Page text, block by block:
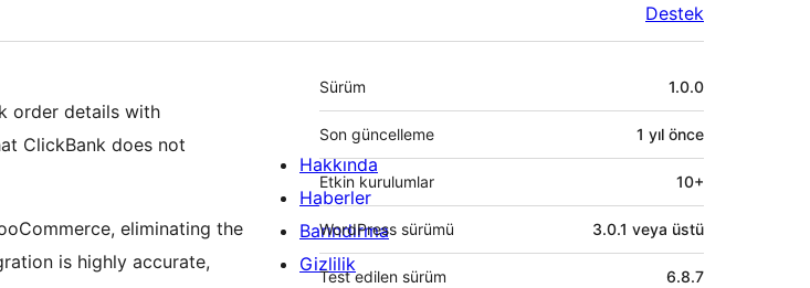
Destek
order details with
ClickBank does not
eliminating the
is highly accurate,
Meta
Sürüm 1.0.0
Son güncelleme 1 yıl önce
Etkin kurulumlar 10+
WordPress sürümü 3.0.1 veya üstü
Test edilen sürüm 6.8.7
Hakkında
Haberler
Barındırma
Gizlilik